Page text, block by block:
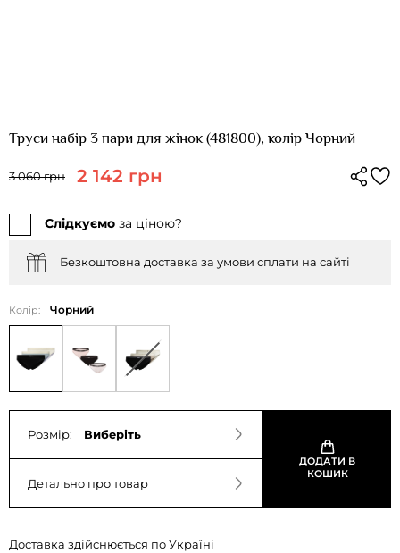
Труси набір 3 пари для жінок (481800), колір Чорний
3 060 грн 2 142 грн
Слідкуємо за ціною?
Безкоштовна доставка за умови сплати на сайті
Колір: Чорний
Розмір: Виберіть
Детально про товар
ДОДАТИ В
КОШИК
Доставка здійснюється по Україні